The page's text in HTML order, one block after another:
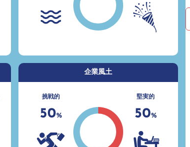
企業風土
挑戦的
50%
堅実的
50%